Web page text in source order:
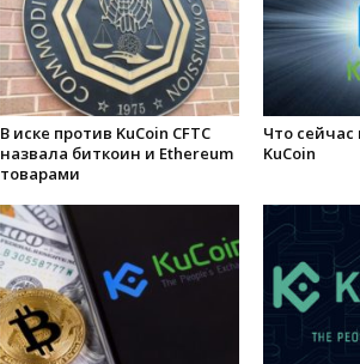
В иске против KuCoin CFTC
назвала биткоин и Ethereum
товарами
Что сейчас
KuCoin